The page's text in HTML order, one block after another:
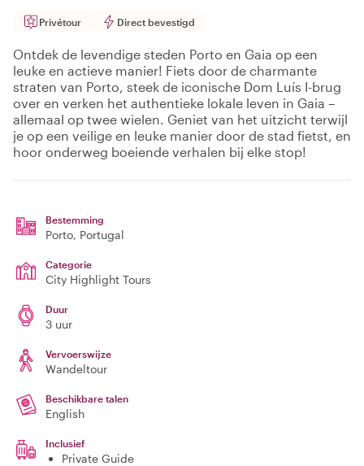
Privétour Direct bevestigd
Ontdek de levendige steden Porto en Gaia op een
leuke en actieve manier! Fiets door de charmante
straten van Porto, steek de iconische Dom Luís I-brug
over en verken het authentieke lokale leven in Gaia –
allemaal op twee wielen. Geniet van het uitzicht terwijl
je op een veilige en leuke manier door de stad fietst, en
hoor onderweg boeiende verhalen bij elke stop!
Bestemming
Porto, Portugal
Categorie
City Highlight Tours
Duur
3 uur
Vervoerswijze
Wandeltour
Beschikbare talen
English
Inclusief
Private Guide